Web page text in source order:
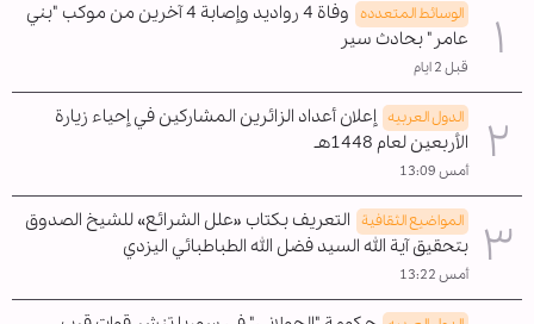
الوسائط المتعدده
وفاة 4 رواديد وإصابة 4 آخرين من موكب "بني
عامر" بحادث سير
قبل 2 ايام
الدول العربیه إعلان أعداد الزائرين المشاركين في إحياء زيارة
الأربعين لعام 1448هـ
أمس 13:09
المواضیع الثقافية التعريف بكتاب «علل الشرائع» للشيخ الصدوق
بتحقيق آية الله السيد فضل الله الطباطبائي اليزدي
أمس 13:22